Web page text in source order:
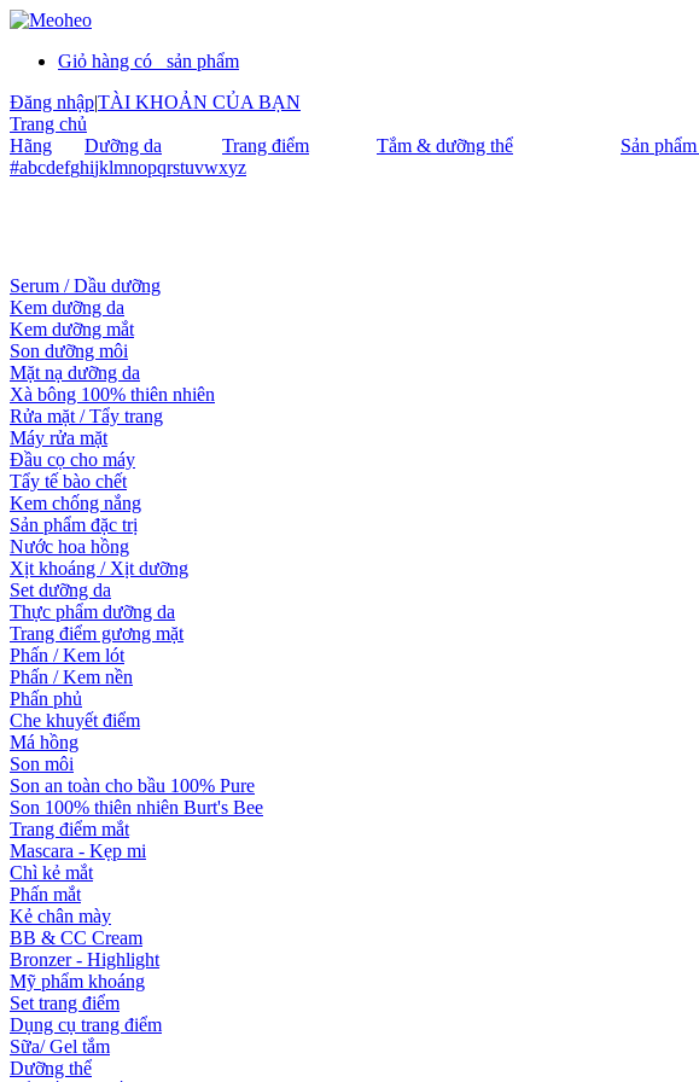
Giỏ hàng có
sản phẩm
Đăng nhập|TÀI KHOẢN CỦA BẠN
Trang chủ
Hãng
Dưỡng da Trang điểm Tắm & dưỡng thể Sản
#abcdefghijklmnopqrstuvwxyz
Serum / Dầu dưỡng
Kem dưỡng da
Kem dưỡng mắt
Son dưỡng môi
Mặt nạ dưỡng da
Xà bông 100% thiên nhiên
Rửa mặt / Tẩy trang
Máy rửa mặt
Đầu cọ cho máy
Tẩy tế bào chết
Kem chống nắng
Sản phẩm đặc trị
Nước hoa hồng
Xịt khoáng / Xịt dưỡng
Set dưỡng da
Thực phẩm dưỡng da
Trang điểm gương mặt
Phấn / Kem lót
Phấn / Kem nền
Phấn phủ
Che khuyết điểm
Má hồng
Son môi
Son an toàn cho bầu 100% Pure
Son 100% thiên nhiên Burt's Bee
Trang điểm mắt
Mascara - Kẹp mi
Chì kẻ mắt
Phấn mắt
Kẻ chân mày
BB & CC Cream
Bronzer - Highlight
Mỹ phẩm khoáng
Set trang điểm
Dụng cụ trang điểm
Sữa/ Gel tắm
Dưỡng thể